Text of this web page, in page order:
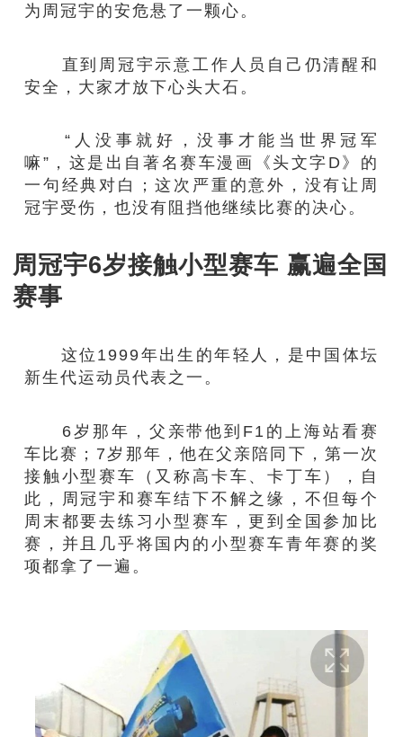
为周冠宇的安危悬了一颗心。
直到周冠宇示意工作人员自己仍清醒和
安全，大家才放下心头大石。
“人没事就好，没事才能当世界冠军
嘛”，这是出自著名赛车漫画《头文字D》的
一句经典对白；这次严重的意外，没有让周
冠宇受伤，也没有阻挡他继续比赛的决心。
周冠宇6岁接触小型赛车 赢遍全国
赛事
这位1999年出生的年轻人，是中国体坛
新生代运动员代表之一。
6岁那年，父亲带他到F1的上海站看赛
车比赛；7岁那年，他在父亲陪同下，第一次
接触小型赛车（又称高卡车、卡丁车），自
此，周冠宇和赛车结下不解之缘，不但每个
周末都要去练习小型赛车，更到全国参加比
赛，并且几乎将国内的小型赛车青年赛的奖
项都拿了一遍。